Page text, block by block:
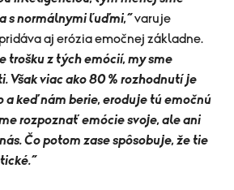
s normálnymi ľuďmi,“varuje
aj erózia emočnej základne.
trošku z tých emócií, my sme
Však viac ako 80 % rozhodnutí je
a keď nám berie, eroduje tú emočnú
rozpoznať emócie svoje, ale ani
Čo potom zase spôsobuje, že tie